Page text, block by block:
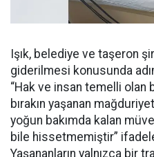
Işık, belediye ve taşeron
giderilmesi konusunda
“Hak ve insan temelli
bırakın yaşanan
yoğun bakımda kalan
bile hissetmemiştir”
Yaşananların yalnızca bir